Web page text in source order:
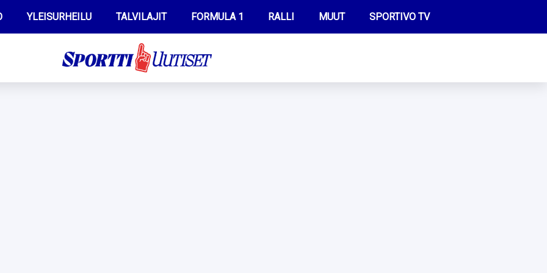
YLEISURHEILU TALVILAJIT FORMULA 1 RALLI MUUT SPORTIVO TV